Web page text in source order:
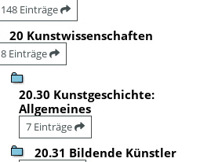
148 Einträge
20 Kunstwissenschaften
8 Einträge
20.30 Kunstgeschichte:
Allgemeines
7 Einträge
20.31 Bildende Künstler